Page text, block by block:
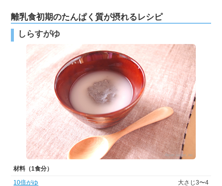
離乳食初期のたんぱく質が摂れるレシピ
しらすがゆ
材料（1食分）
10倍がゆ
大さじ3〜4